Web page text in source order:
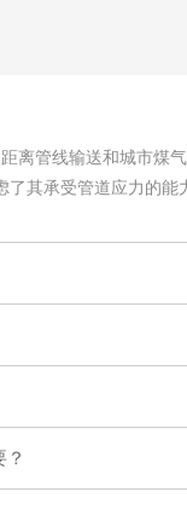
离管线输送和城市煤
其承受管道应力的能